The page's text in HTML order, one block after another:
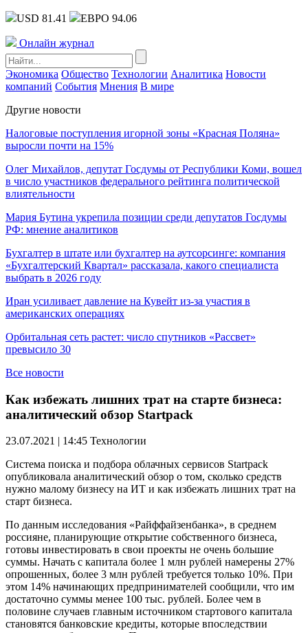
USD 81.41 ЕВРО 94.06
Онлайн журнал
Экономика Общество Технологии Аналитика Новости
компаний События Мнения В мире
Другие новости
Налоговые поступления игорной зоны «Красная Поляна»
выросли почти на 15%
Олег Михайлов, депутат Госдумы от Республики Коми, вошел
в число участников федерального рейтинга политической
влиятельности
Мария Бутина укрепила позиции среди депутатов Госдумы
РФ: мнение аналитиков
Бухгалтер в штате или бухгалтер на аутсорсинге: компания
«Бухгалтерский Квартал» рассказала, какого специалиста
выбрать в 2026 году
Иран усиливает давление на Кувейт из-за участия в
американских операциях
Орбитальная сеть растет: число спутников «Рассвет»
превысило 30
Все новости
Как избежать лишних трат на старте бизнеса:
аналитический обзор Startpack
23.07.2021 | 14:45 Технологии
Система поиска и подбора облачных сервисов Startpack
опубликовала аналитический обзор о том, сколько средств
нужно малому бизнесу на ИТ и как избежать лишних трат на
старт бизнеса.
По данным исследования «Райффайзенбанка», в среднем
россияне, планирующие открытие собственного бизнеса,
готовы инвестировать в свои проекты не очень большие
суммы. Начать с капитала более 1 млн рублей намерены 27%
опрошенных, более 3 млн рублей требуется только 10%. При
этом 14% начинающих предпринимателей сообщили, что им
достаточно суммы менее 100 тыс. рублей. Более чем в
половине случаев главным источником стартового капитала
становятся банковские кредиты, которые впоследствии